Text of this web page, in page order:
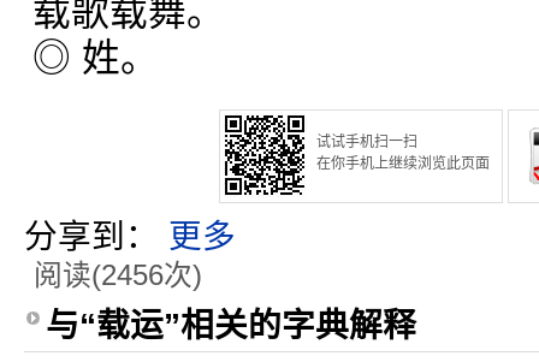
载歌载舞。
◎ 姓。
试试手机扫一扫
在你手机上继续浏览此页面
分享到： 更多
阅读(2456次)
与“载运”相关的字典解释